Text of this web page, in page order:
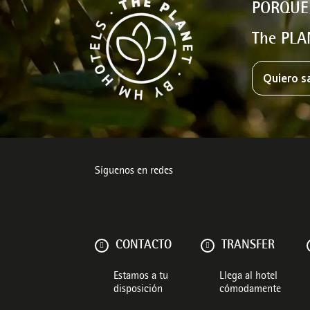
The
Quiero
Síguenos en redes
CONTACTO
Estamos a tu
disposición
TRANSFER
Llega al hotel
cómodamente